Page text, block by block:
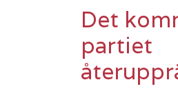
Det
partiet